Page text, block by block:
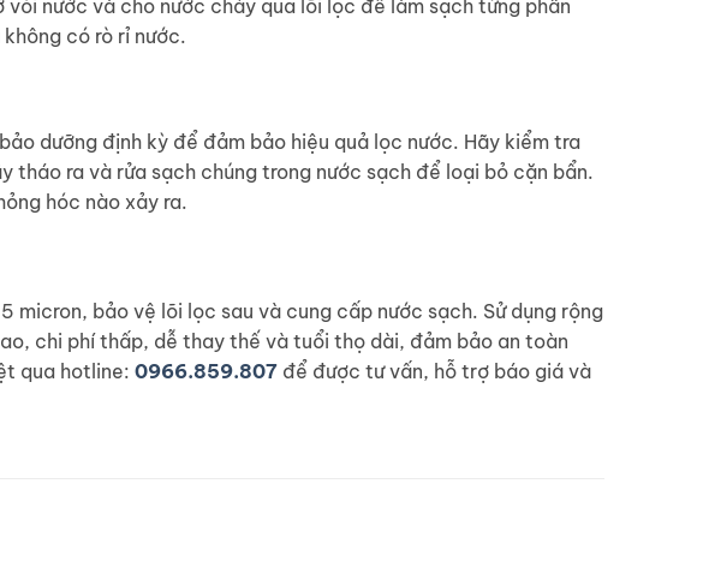
nước và cho nước chảy qua lõi lọc để làm sạch từng phần
có rò rỉ nước.
dưỡng định kỳ để đảm bảo hiệu quả lọc nước. Hãy kiểm tra
ra và rửa sạch chúng trong nước sạch để loại bỏ cặn bẩn.
hóc nào xảy ra.
micron, bảo vệ lõi lọc sau và cung cấp nước sạch. Sử dụng rộng
chi phí thấp, dễ thay thế và tuổi thọ dài, đảm bảo an toàn
qua hotline: 0966.859.807 để được tư vấn, hỗ trợ báo giá và